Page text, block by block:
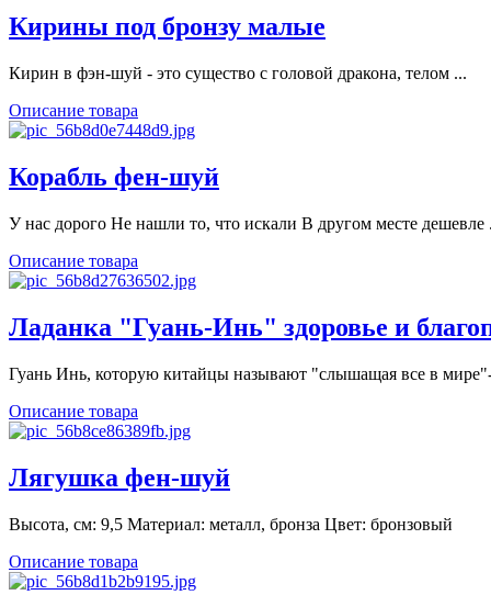
Кирины под бронзу малые
Кирин в фэн-шуй - это существо с головой дракона, телом ...
Описание товара
Корабль фен-шуй
У нас дорого Не нашли то, что искали В другом месте дешевле
Описание товара
Ладанка "Гуань-Инь" здоровье и
Гуань Инь, которую китайцы называют "слышащая все в
Описание товара
Лягушка фен-шуй
Высота, см: 9,5 Материал: металл, бронза Цвет: бронзовый
Описание товара